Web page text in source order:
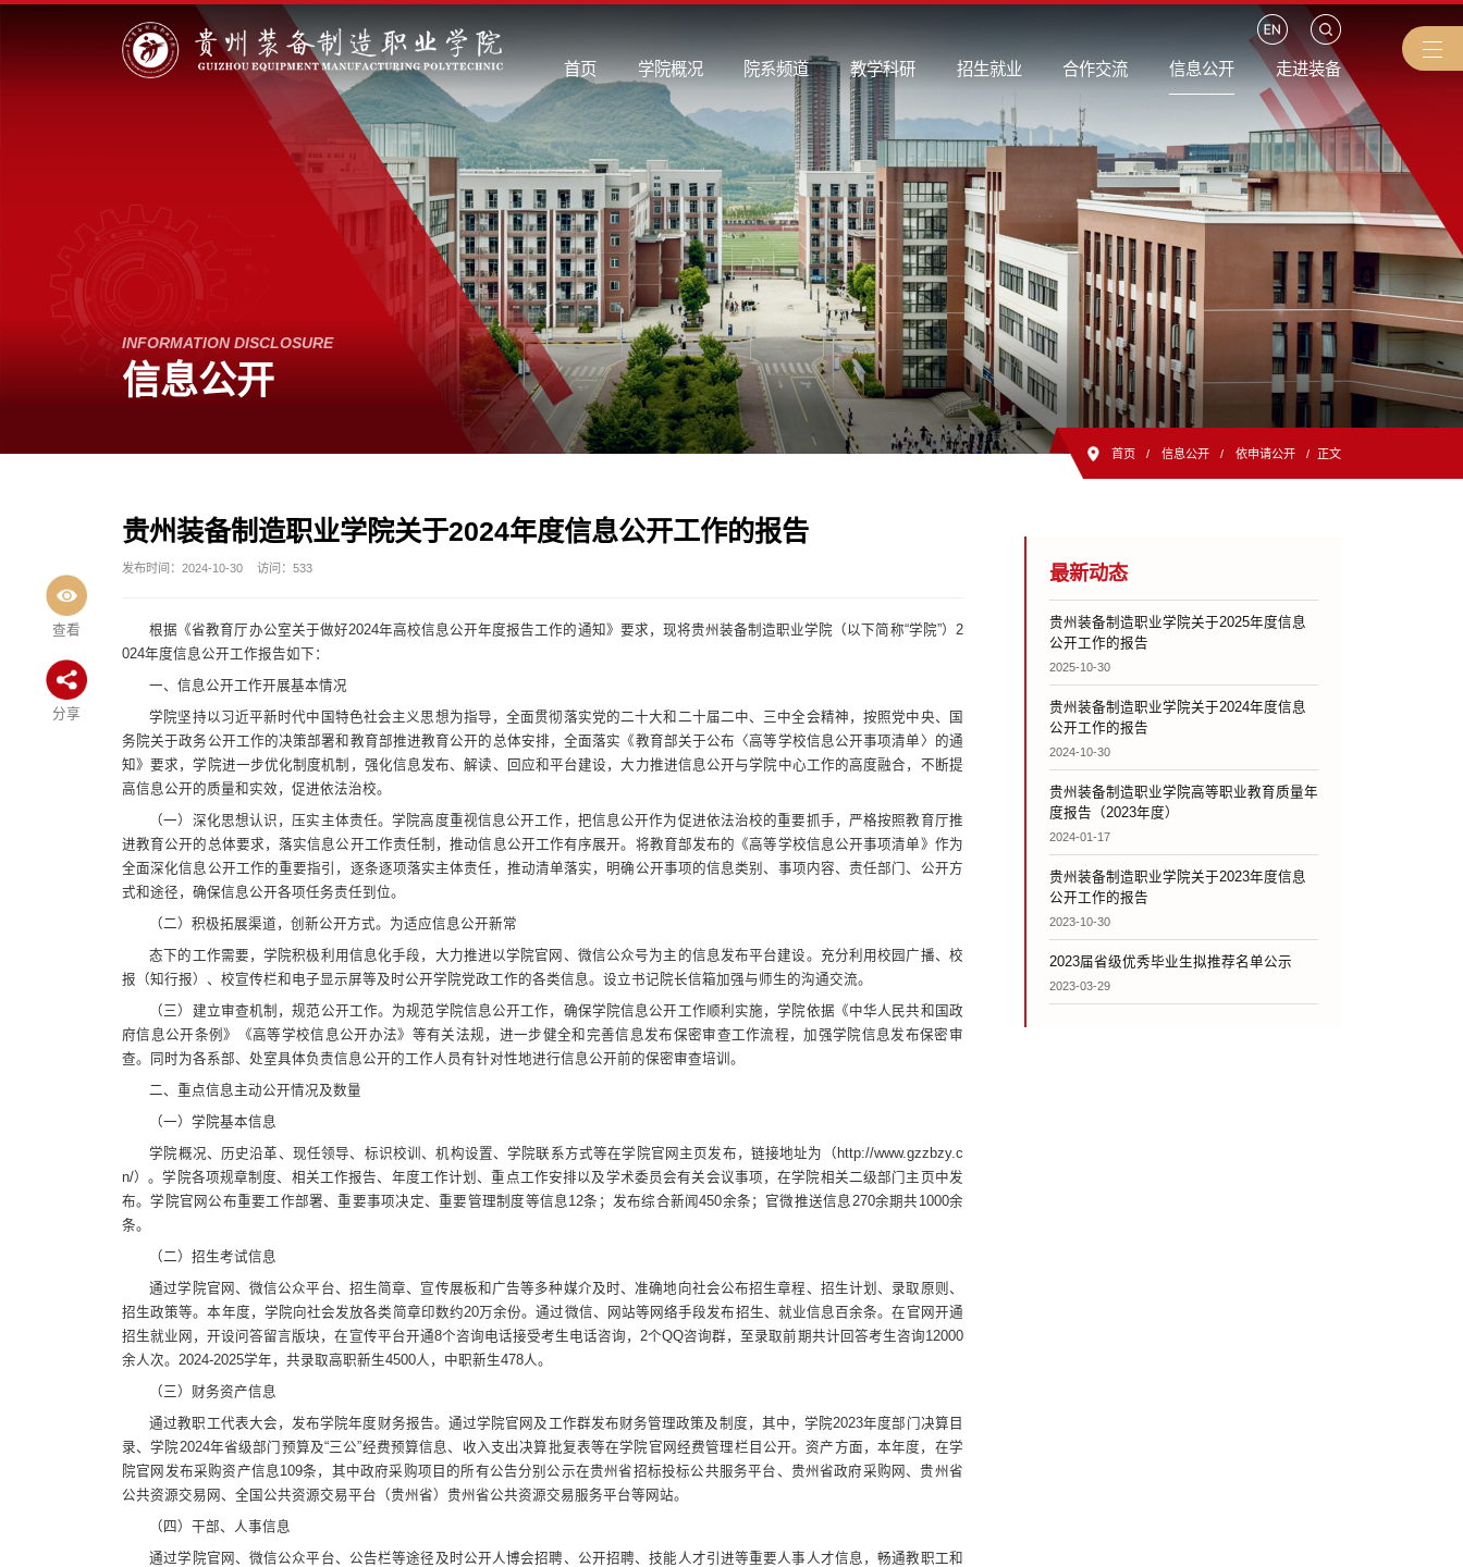
首页 学院概况 院系频道 教学科研 招生就业 合作交流 信息公开 走进装备
INFORMATION DISCLOSURE
信息公开
首页 / 信息公开 / 依申请公开 / 正文
查看
分享
贵州装备制造职业学院关于2024年度信息公开工作的报告
发布时间：2024-10-30 访问：533
根据《省教育厅办公室关于做好2024年高校信息公开年度报告工作的通知》要求，现将贵州装备制造职业学院（以下简称“学院”）2
024年度信息公开工作报告如下：
一、信息公开工作开展基本情况
学院坚持以习近平新时代中国特色社会主义思想为指导，全面贯彻落实党的二十大和二十届二中、三中全会精神，按照党中央、国
务院关于政务公开工作的决策部署和教育部推进教育公开的总体安排，全面落实《教育部关于公布〈高等学校信息公开事项清单〉的通
知》要求，学院进一步优化制度机制，强化信息发布、解读、回应和平台建设，大力推进信息公开与学院中心工作的高度融合，不断提
高信息公开的质量和实效，促进依法治校。
（一）深化思想认识，压实主体责任。学院高度重视信息公开工作，把信息公开作为促进依法治校的重要抓手，严格按照教育厅推
进教育公开的总体要求，落实信息公开工作责任制，推动信息公开工作有序展开。将教育部发布的《高等学校信息公开事项清单》作为
全面深化信息公开工作的重要指引，逐条逐项落实主体责任，推动清单落实，明确公开事项的信息类别、事项内容、责任部门、公开方
式和途径，确保信息公开各项任务责任到位。
（二）积极拓展渠道，创新公开方式。为适应信息公开新常
态下的工作需要，学院积极利用信息化手段，大力推进以学院官网、微信公众号为主的信息发布平台建设。充分利用校园广播、校
报（知行报）、校宣传栏和电子显示屏等及时公开学院党政工作的各类信息。设立书记院长信箱加强与师生的沟通交流。
（三）建立审查机制，规范公开工作。为规范学院信息公开工作，确保学院信息公开工作顺利实施，学院依据《中华人民共和国政
府信息公开条例》《高等学校信息公开办法》等有关法规，进一步健全和完善信息发布保密审查工作流程，加强学院信息发布保密审
查。同时为各系部、处室具体负责信息公开的工作人员有针对性地进行信息公开前的保密审查培训。
二、重点信息主动公开情况及数量
（一）学院基本信息
学院概况、历史沿革、现任领导、标识校训、机构设置、学院联系方式等在学院官网主页发布，链接地址为（http://www.gzzbzy.c
n/）。学院各项规章制度、相关工作报告、年度工作计划、重点工作安排以及学术委员会有关会议事项，在学院相关二级部门主页中发
布。学院官网公布重要工作部署、重要事项决定、重要管理制度等信息12条；发布综合新闻450余条；官微推送信息270余期共1000余
条。
（二）招生考试信息
通过学院官网、微信公众平台、招生简章、宣传展板和广告等多种媒介及时、准确地向社会公布招生章程、招生计划、录取原则、
招生政策等。本年度，学院向社会发放各类简章印数约20万余份。通过微信、网站等网络手段发布招生、就业信息百余条。在官网开通
招生就业网，开设问答留言版块，在宣传平台开通8个咨询电话接受考生电话咨询，2个QQ咨询群，至录取前期共计回答考生咨询12000
余人次。2024-2025学年，共录取高职新生4500人，中职新生478人。
（三）财务资产信息
通过教职工代表大会，发布学院年度财务报告。通过学院官网及工作群发布财务管理政策及制度，其中，学院2023年度部门决算目
录、学院2024年省级部门预算及“三公”经费预算信息、收入支出决算批复表等在学院官网经费管理栏目公开。资产方面，本年度，在学
院官网发布采购资产信息109条，其中政府采购项目的所有公告分别公示在贵州省招标投标公共服务平台、贵州省政府采购网、贵州省
公共资源交易网、全国公共资源交易平台（贵州省）贵州省公共资源交易服务平台等网站。
（四）干部、人事信息
通过学院官网、微信公众平台、公告栏等途径及时公开人博会招聘、公开招聘、技能人才引进等重要人事人才信息，畅通教职工和
最新动态
贵州装备制造职业学院关于2025年度信息
公开工作的报告
2025-10-30
贵州装备制造职业学院关于2024年度信息
公开工作的报告
2024-10-30
贵州装备制造职业学院高等职业教育质量年
度报告（2023年度）
2024-01-17
贵州装备制造职业学院关于2023年度信息
公开工作的报告
2023-10-30
2023届省级优秀毕业生拟推荐名单公示
2023-03-29